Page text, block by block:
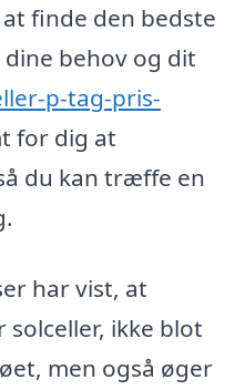
finde den bedste
behov og dit
p-tag-pris-
for dig at
du kan træffe en
har vist, at
ikke blot
men også øger